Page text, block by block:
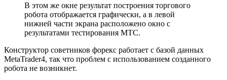
В этом же окне результат построения торгового
робота отображается графически, а в левой
нижней части экрана расположено окно с
результатами тестирования МТС.
Конструктор советников форекс работает с базой данных
MetaTrader4, так что проблем с использованием созданного
робота не возникнет.